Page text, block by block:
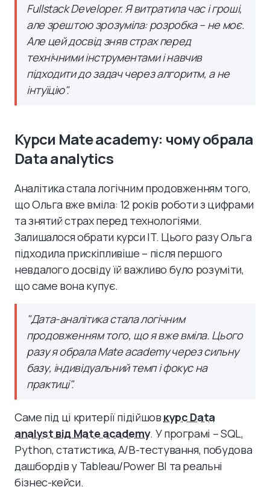
Fullstack Developer. Я витратила час і гроші,
але зрештою зрозуміла: розробка – не моє.
Але цей досвід зняв страх перед
технічними інструментами і навчив
підходити до задач через алгоритм, а не
інтуїцію".
Курси Mate academy: чому обрала
Data analytics
Аналітика стала логічним продовженням того,
що Ольга вже вміла: 12 років роботи з цифрами
та знятий страх перед технологіями.
Залишалося обрати курси IT. Цього разу Ольга
підходила прискіпливіше – після першого
невдалого досвіду їй важливо було розуміти,
що саме вона купує.
"Дата-аналітика стала логічним
продовженням того, що я вже вміла. Цього
разу я обрала Mate academy через сильну
базу, індивідуальний темп і фокус на
практиці".
Саме під ці критерії підійшов курс Data
analyst від Mate academy. У програмі – SQL,
Python, статистика, A/B-тестування, побудова
дашбордів у Tableau/Power BI та реальні
бізнес-кейси.